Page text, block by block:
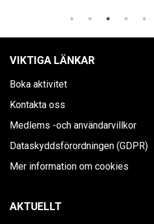
VIKTIGA LÄNKAR
Boka aktivitet
Kontakta oss
Medlems -och användarvillkor
Dataskyddsförordningen (GDPR)
Mer information om cookies
AKTUELLT